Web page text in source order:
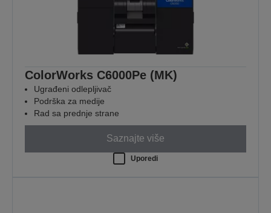
ColorWorks C6000Pe (MK)
Ugrađeni odlepljivač
Podrška za medije
Rad sa prednje strane
Saznajte više
Uporedi